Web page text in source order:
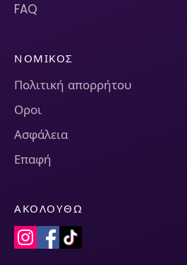
FAQ
ΝΟΜΙΚΌΣ
Πολιτική απορρήτου
Οροι
Ασφάλεια
Επαφή
ΑΚΟΛΟΥΘΏ